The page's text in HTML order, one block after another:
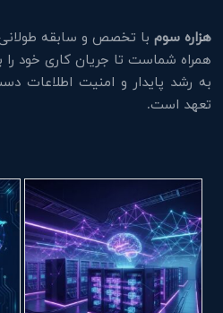
هزاره سوم با تخصص و سابقه
همراه شماست تا جریان کاری خود را
به رشد پایدار و امنیت اطلاعات
تعهد است.